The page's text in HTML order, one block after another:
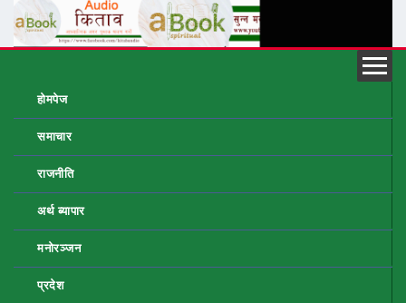
होमपेज
समाचार
राजनीति
अर्थ ब्यापार
मनोरञ्जन
प्रदेश